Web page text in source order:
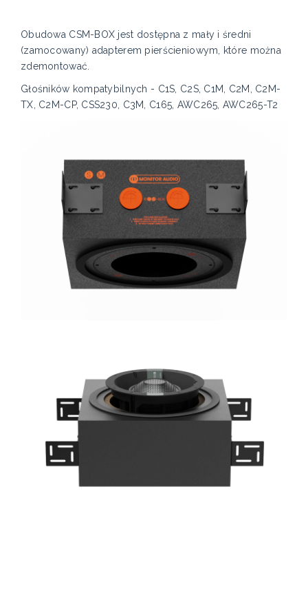
Obudowa CSM-BOX jest dostępna z mały i średni
(zamocowany) adapterem pierścieniowym, które można
zdemontować.
Głośników kompatybilnych - C1S, C2S, C1M, C2M, C2M-
TX, C2M-CP, CSS230, C3M, C165, AWC265, AWC265-T2